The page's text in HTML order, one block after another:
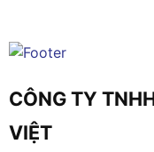
CÔNG TY
VIỆT